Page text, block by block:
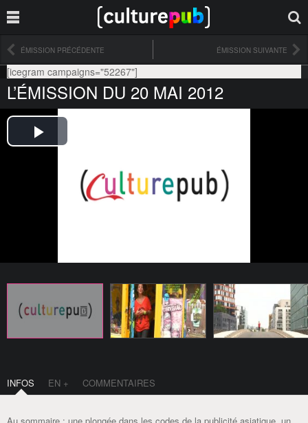
ÉMISSION PRÉCÉDENTE ÉMISSION SUIVANTE
[icegram campaigns="52267"]
L’ÉMISSION DU 20 MAI 2012
INFOS EN + COMMENTAIRES